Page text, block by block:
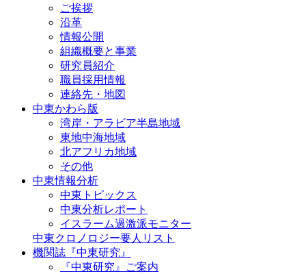
ご挨拶
沿革
情報公開
組織概要と事業
研究員紹介
職員採用情報
連絡先・地図
中東かわら版
湾岸・アラビア半島地域
東地中海地域
北アフリカ地域
その他
中東情報分析
中東トピックス
中東分析レポート
イスラーム過激派モニター
中東クロノロジー要人リスト
機関誌『中東研究』
『中東研究』ご案内